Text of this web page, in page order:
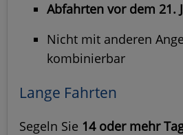
Abfahrten vor dem 21.
Nicht mit anderen
kombinierbar
Lange Fahrten
Segeln Sie 14 oder mehr